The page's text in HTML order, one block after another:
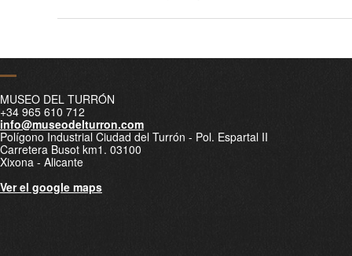
MUSEO DEL TURRÓN
+34 965 610 712
info@museodelturron.com
Polígono Industrial Ciudad del Turrón - Pol. Espartal II
Carretera Busot km1. 03100
Xixona - Alicante
Ver el google maps